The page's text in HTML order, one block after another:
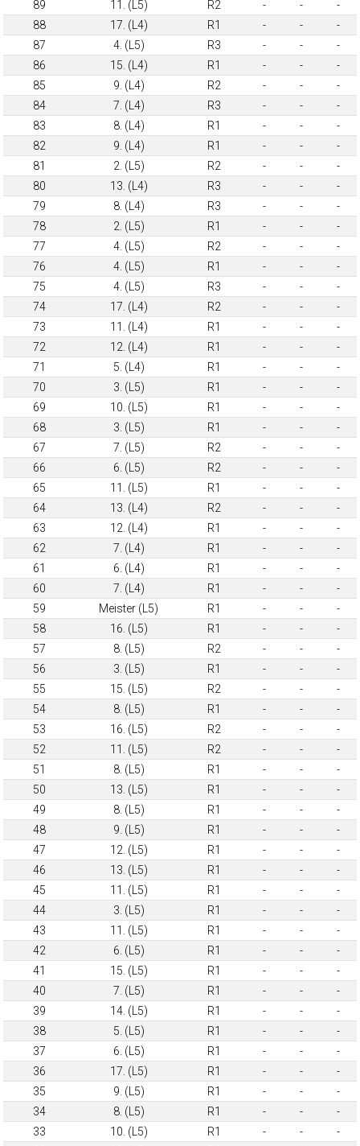
89 11. (L5) R2 - -
-
88
17. (L4) R1 - -
-
87
4. (L5) R3 - -
-
86
15. (L4) R1 - -
-
85
9. (L4) R2 - -
-
84
7. (L4) R3 - -
-
83
8. (L4) R1 - -
-
82
9. (L4) R1 - -
-
81
2. (L5) R2 - -
-
80
13. (L4) R3 - -
-
79
8. (L4) R3 - -
-
78
2. (L5) R1 - -
-
77
4. (L5) R2 - -
-
76
4. (L5) R1 - -
-
75
4. (L5) R3 - -
-
74
17. (L4) R2 - -
-
73
11. (L4) R1 - -
-
72
12. (L4) R1 - -
-
71
5. (L4) R1 - -
-
70
3. (L5) R1 - -
-
69
10. (L5) R1 - -
-
68
3. (L5) R1 - -
-
67
7. (L5) R2 - -
-
66
6. (L5) R2 - -
-
65
11. (L5) R1 - -
-
64
13. (L4) R2 - -
-
63
12. (L4) R1 - -
-
62
7. (L4) R1 - -
-
61
6. (L4) R1 - -
-
60
7. (L4) R1 - -
-
59
Meister (L5) R1 - -
-
58
16. (L5) R1 - -
-
57
8. (L5) R2 - -
-
56
3. (L5) R1 - -
-
55
15. (L5) R2 - -
-
54
8. (L5) R1 - -
-
53
16. (L5) R2 - -
-
52
11. (L5) R2 - -
-
51
8. (L5) R1 - -
-
50
13. (L5) R1 - -
-
49
8. (L5) R1 - -
-
48
9. (L5) R1 - -
-
47
12. (L5) R1 - -
-
46
13. (L5) R1 - -
-
45
11. (L5) R1 - -
-
44
3. (L5) R1 - -
-
43
11. (L5) R1 - -
-
42
6. (L5) R1 - -
-
41
15. (L5) R1 - -
-
40
7. (L5) R1 - -
-
39
14. (L5) R1 - -
-
38
5. (L5) R1 - -
-
37
6. (L5) R1 - -
-
36
17. (L5) R1 - -
-
35
9. (L5) R1 - -
-
34
8. (L5) R1 - -
-
33
10. (L5) R1 - -
-